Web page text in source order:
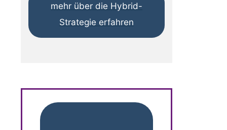
mehr über die Hybrid-
Strategie erfahren